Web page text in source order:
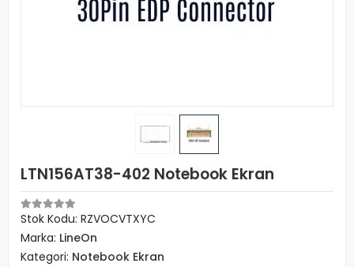
LTN156AT38-402 Notebook Ekran
Stok Kodu: RZVOCVTXYC
Marka: LineOn
Kategori: Notebook Ekran